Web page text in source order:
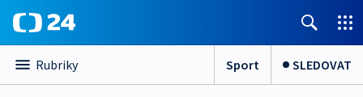
Rubriky Sport SLEDOVAT